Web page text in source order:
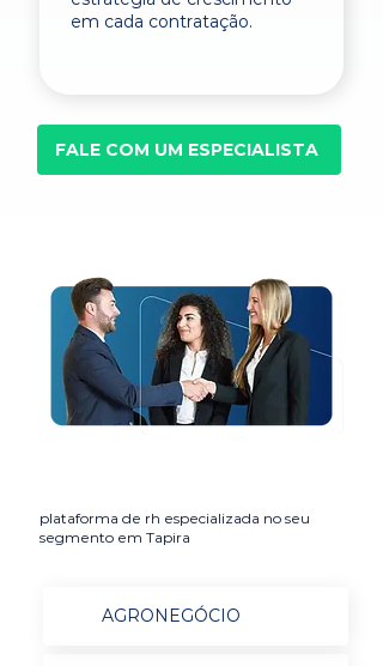
em cada contratação.
FALE COM UM ESPECIALISTA
plataforma de rh especializada no seu
segmento em Tapira
AGRONEGÓCIO